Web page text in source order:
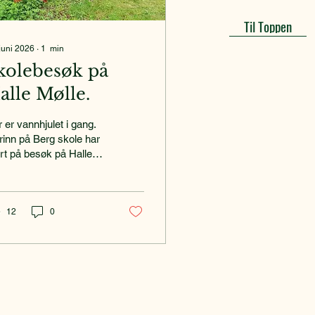
Til Toppen
2026 ∙ 1 min
på
Mølle.
er vannhjulet i gang.
på Berg skole har
på besøk på Halle
fra Berg skole.
og gårdsveier,
12 0